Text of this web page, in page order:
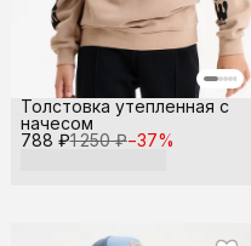
788 ₽1 250 ₽−37%
Толстовка утепленная с
начесом